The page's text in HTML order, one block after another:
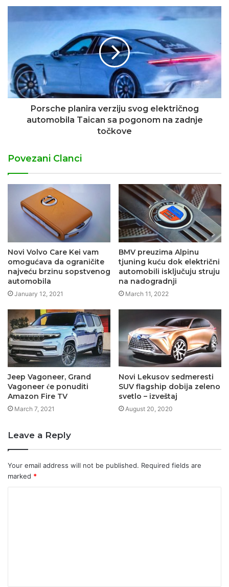
Porsche planira verziju svog električnog
automobila Taican sa pogonom na zadnje
točkove
Povezani Clanci
Novi Volvo Care Kei vam
omogućava da ograničite
najveću brzinu sopstvenog
automobila
January 12, 2021
BMV preuzima Alpinu
tjuning kuću dok električni
automobili isključuju struju
na nadogradnji
March 11, 2022
Jeep Vagoneer, Grand
Vagoneer će ponuditi
Amazon Fire TV
March 7, 2021
Novi Lekusov sedmeresti
SUV flagship dobija zeleno
svetlo – izveštaj
August 20, 2020
Leave a Reply
Your email address will not be published. Required fields are
marked *